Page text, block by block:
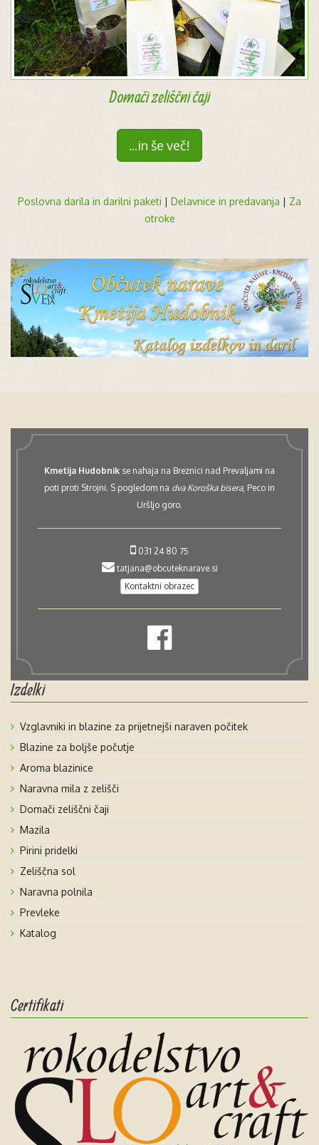
Domači zeliščni čaji
...in še več!
Poslovna darila in darilni paketi | Delavnice in predavanja | Za
otroke
Kmetija Hudobnik se nahaja na Breznici nad Prevaljami na
poti proti Strojni. S pogledom na dva Koroška bisera, Peco in
Uršljo goro.
031 24 80 75
tatjana@obcuteknarave.si
Kontaktni obrazec
Izdelki
Vzglavniki in blazine za prijetnejši naraven počitek
Blazine za boljše počutje
Aroma blazinice
Naravna mila z zelišči
Domači zeliščni čaji
Mazila
Pirini pridelki
Zeliščna sol
Naravna polnila
Prevleke
Katalog
Certifikati